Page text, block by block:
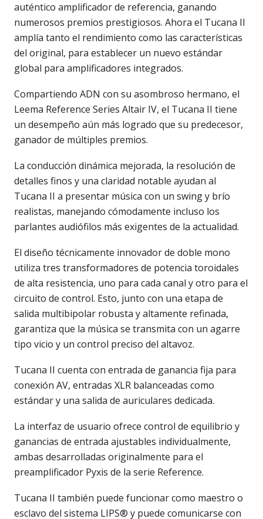
auténtico amplificador de referencia, ganando
numerosos premios prestigiosos. Ahora el Tucana II
amplía tanto el rendimiento como las características
del original, para establecer un nuevo estándar
global para amplificadores integrados.
Compartiendo ADN con su asombroso hermano, el
Leema Reference Series Altair IV, el Tucana II tiene
un desempeño aún más logrado que su predecesor,
ganador de múltiples premios.
La conducción dinámica mejorada, la resolución de
detalles finos y una claridad notable ayudan al
Tucana II a presentar música con un swing y brío
realistas, manejando cómodamente incluso los
parlantes audiófilos más exigentes de la actualidad.
El diseño técnicamente innovador de doble mono
utiliza tres transformadores de potencia toroidales
de alta resistencia, uno para cada canal y otro para el
circuito de control. Esto, junto con una etapa de
salida multibipolar robusta y altamente refinada,
garantiza que la música se transmita con un agarre
tipo vicio y un control preciso del altavoz.
Tucana II cuenta con entrada de ganancia fija para
conexión AV, entradas XLR balanceadas como
estándar y una salida de auriculares dedicada.
La interfaz de usuario ofrece control de equilibrio y
ganancias de entrada ajustables individualmente,
ambas desarrolladas originalmente para el
preamplificador Pyxis de la serie Reference.
Tucana II también puede funcionar como maestro o
esclavo del sistema LIPS® y puede comunicarse con